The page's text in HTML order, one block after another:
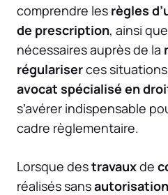
comprendre les règles
de prescription, ainsi
nécessaires auprès de la
régulariserces
avocat spécialisé en
s’avérer indispensable
cadre règlementaire.
Lorsque destravauxde
réalisés sansautorisation